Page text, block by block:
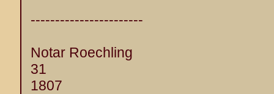
-----------------------
Notar Roechling
31
1807